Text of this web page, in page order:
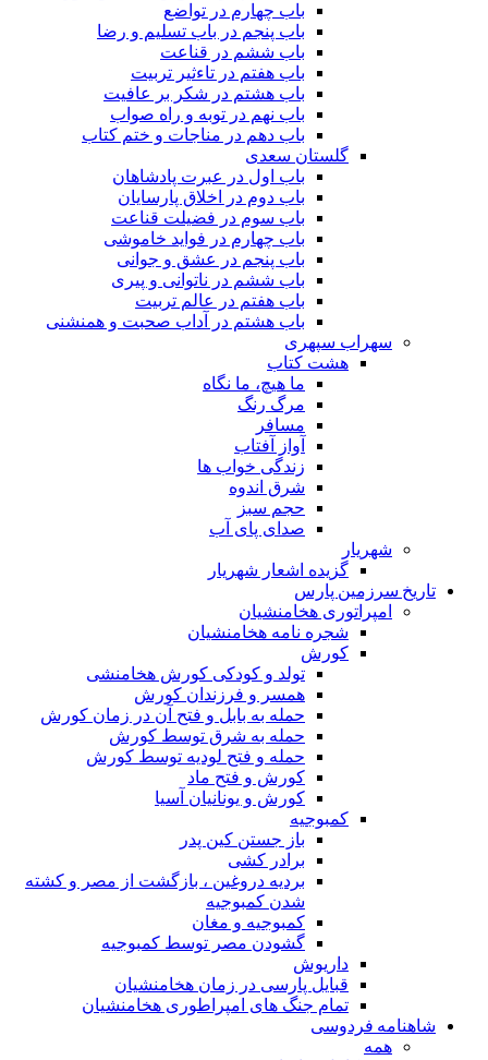
باب چهارم در تواضع
باب پنجم در باب تسلیم و رضا
باب ششم در قناعت
باب هفتم در تاءثیر تربیت
باب هشتم در شکر بر عافیت
باب نهم در توبه و راه صواب
باب دهم در مناجات و ختم کتاب
گلستان سعدی
باب اول در عبرت پادشاهان
باب دوم در اخلاق پارسایان
باب سوم در فضیلت قناعت
باب چهارم در فواید خاموشى
باب پنجم در عشق و جوانى
باب ششم در ناتوانى و پیرى
باب هفتم در عالم تربیت
باب هشتم در آداب صحبت و همنشنى
سهراب سپهری
هشت کتاب
ما هیچ، ما نگاه
مرگ رنگ
مسافر
آواز آفتاب
زندگی خواب ها
شرق اندوه
حجم سبز
صدای پای آب
شهریار
گزیده اشعار شهریار
تاریخ سرزمین پارس
امپراتوری هخامنشیان
شجره نامه هخامنشیان
کورش
تولد و کودکی کورش هخامنشی
همسر و فرزندان کورش
حمله به بابل و فتح آن در زمان کورش
حمله به شرق توسط کورش
حمله و فتح لودیه توسط کورش
کورش و فتح ماد
کورش و یونانیان آسیا
کمبوجیه
باز جستن کین پدر
برادر کشی
بردیه دروغین ، بازگشت از مصر و کشته
شدن کمبوجیه
کمبوجیه و مغان
گشودن مصر توسط کمبوجیه
داریوش
قبایل پارسی در زمان هخامنشیان
تمام جنگ های امپراطوری هخامنشیان
شاهنامه فردوسی
همه